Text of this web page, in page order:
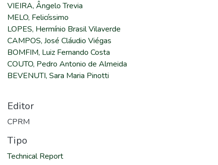
VIEIRA, Ângelo Trevia
MELO, Felicíssimo
LOPES, Hermínio Brasil Vilaverde
CAMPOS, José Cláudio Viégas
BOMFIM, Luiz Fernando Costa
COUTO, Pedro Antonio de Almeida
BEVENUTI, Sara Maria Pinotti
Editor
CPRM
Tipo
Technical Report